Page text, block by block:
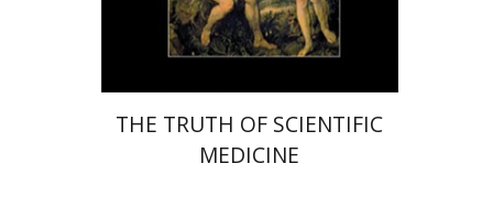
$60
THE TRUTH OF SCIENTIFIC
MEDICINE